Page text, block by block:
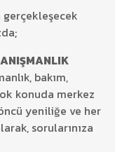
gerçekleşecek
bakım,
konuda merkez
yeniliğe ve her
sorularınıza